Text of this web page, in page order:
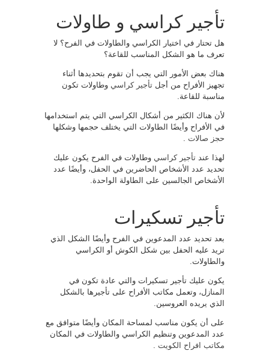
تأجير كراسي و طاولات
هل تحتار في اختيار الكراسي والطاولات في الفرح؟ لا
تعرف ما هو الشكل المناسب للقاعة؟
هناك بعض الأمور التي يجب أن تقوم بتحديدها أثناء
تجهيز الأفراح من أجل تأجير كراسي وطاولات تكون
مناسبة للقاعة.
لأن هناك الكثير من أشكال الكراسي التي يتم استخدامها
في الأفراح وأيضًا الطاولات التي يختلف حجمها وشكلها
حجز صالات
لهذا عند تأجير كراسي وطاولات في الفرح يكون عليك
تحديد عدد الأشخاص الحاضرين في الحفل، وأيضًا عدد
الأشخاص الجالسين على الطاولة الواحدة.
تأجير تسكيرات
بعد تحديد عدد المدعوين في الفرح وأيضًا الشكل الذي
تريد عليه الحفل بين شكل الكوش أو الكراسي
والطاولات.
يكون عليك تأجير تسكيرات والتي عادة تكون في
المنازل، وتعمل مكاتب الأفراح على تأجيرها بالشكل
الذي يريده العروسين.
على أن يكون مناسب لمساحة المكان وأيضًا متوافق مع
عدد المدعوين وتنظيم الكراسي والطاولات في المكان
مكاتب افراح الكويت